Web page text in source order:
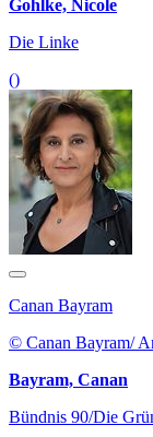
Gohlke, Nicole
Die Linke
()
Canan Bayram
© Canan Bayram/
Bayram, Canan
Bündnis 90/Die